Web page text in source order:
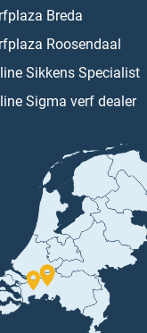
Breda
Roosendaal
Sikkens Specialist
Sigma verf dealer